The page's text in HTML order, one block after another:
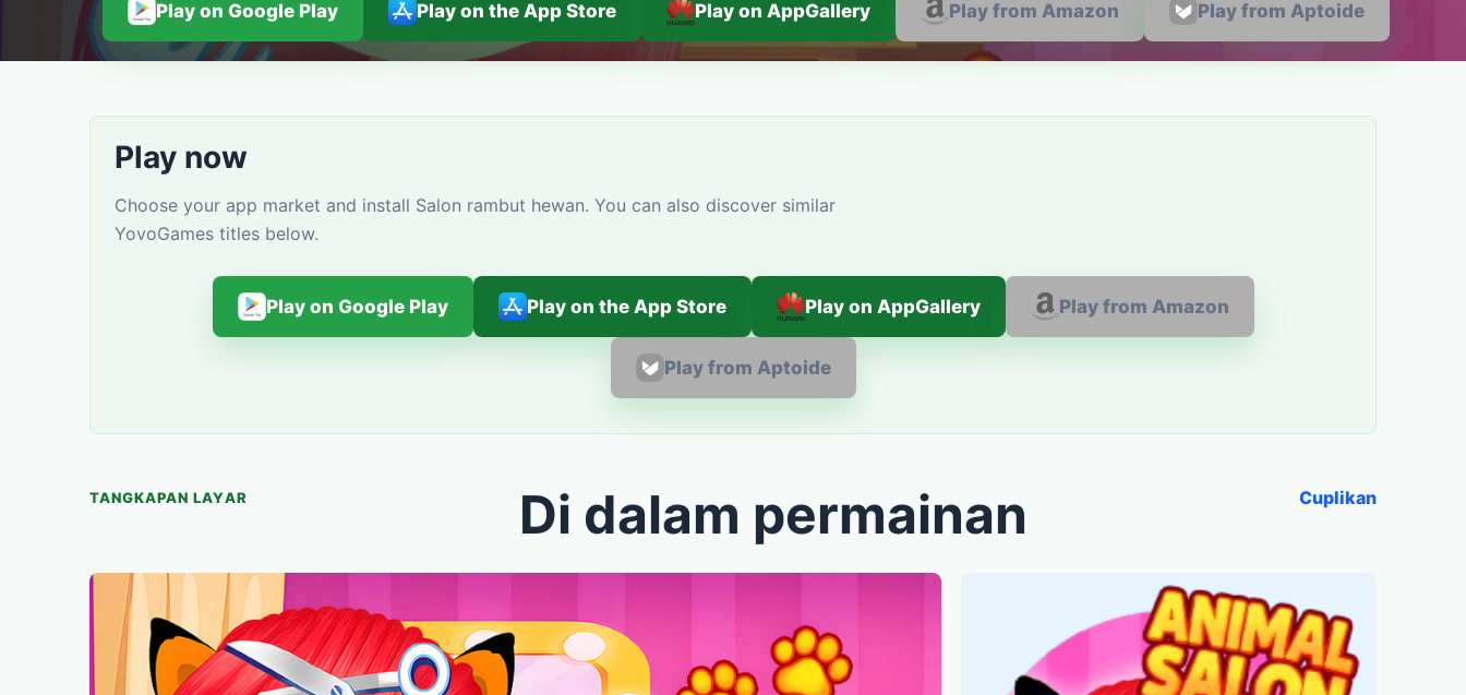
Play on Google Play Play on the App Store Play on AppGallery Play from Amazon Play from Aptoide
Play now
Choose your app market and install Salon rambut hewan. You can also discover similar
YovoGames titles below.
Play on Google Play Play on the App Store Play on AppGallery Play from Amazon
Play from Aptoide
TANGKAPAN LAYAR Di dalam permainan Cuplikan